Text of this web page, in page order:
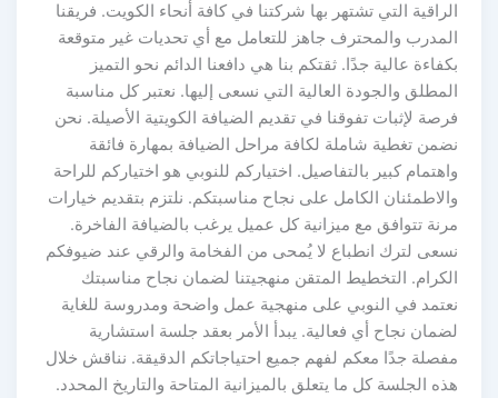
الراقية التي تشتهر بها شركتنا في كافة أنحاء الكويت. فريقنا
المدرب والمحترف جاهز للتعامل مع أي تحديات غير متوقعة
بكفاءة عالية جدًا. ثقتكم بنا هي دافعنا الدائم نحو التميز
المطلق والجودة العالية التي نسعى إليها. نعتبر كل مناسبة
فرصة لإثبات تفوقنا في تقديم الضيافة الكويتية الأصيلة. نحن
نضمن تغطية شاملة لكافة مراحل الضيافة بمهارة فائقة
واهتمام كبير بالتفاصيل. اختياركم للنوبي هو اختياركم للراحة
والاطمئنان الكامل على نجاح مناسبتكم. نلتزم بتقديم خيارات
مرنة تتوافق مع ميزانية كل عميل يرغب بالضيافة الفاخرة.
نسعى لترك انطباع لا يُمحى من الفخامة والرقي عند ضيوفكم
الكرام. التخطيط المتقن منهجيتنا لضمان نجاح مناسبتك
نعتمد في النوبي على منهجية عمل واضحة ومدروسة للغاية
لضمان نجاح أي فعالية. يبدأ الأمر بعقد جلسة استشارية
مفصلة جدًا معكم لفهم جميع احتياجاتكم الدقيقة. نناقش خلال
هذه الجلسة كل ما يتعلق بالميزانية المتاحة والتاريخ المحدد.